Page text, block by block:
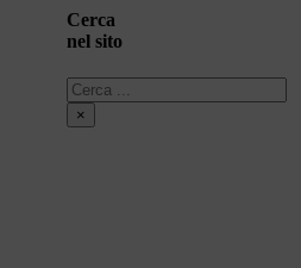
Cerca
nel sito
Cerca
×